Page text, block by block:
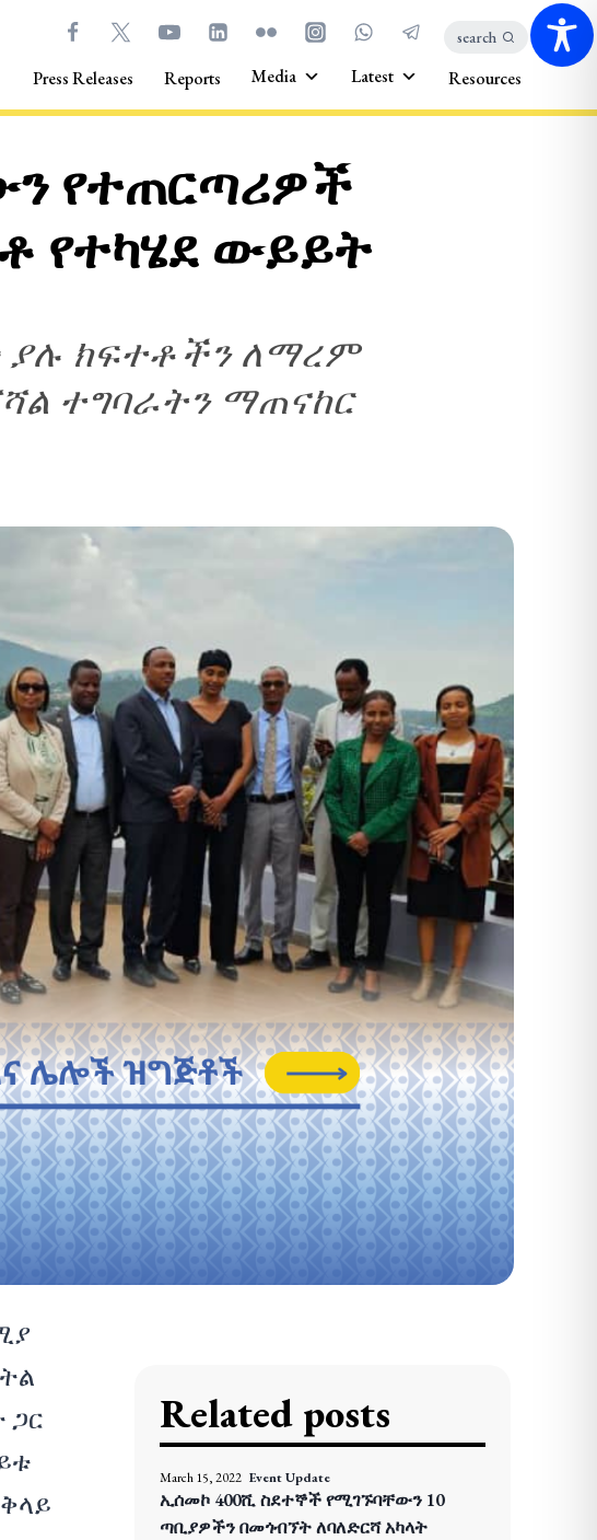
search
Press Releases Reports Media Latest Resources
የተጠርጣሪዎች
የተካሄደ ውይይት
ያሉ ክፍተቶችን ለማረም
ተግባራትን ማጠናከር
ጋር
Related posts
March 15, 2022 Event Update
ኢሰመኮ 400ሺ ስደተኞች የሚገኙባቸውን 10
ጣቢያዎችን በመጎብኘት ለባለድርሻ አካላት